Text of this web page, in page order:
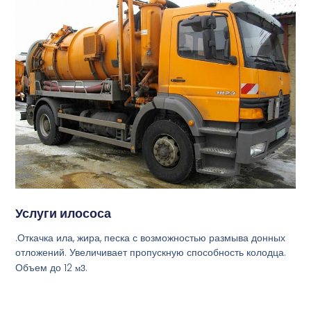
Услуги илососа
.Откачка ила, жира, песка с возможностью размыва донных
отложений. Увеличивает пропускную способность колодца.
Объем до 12м3.